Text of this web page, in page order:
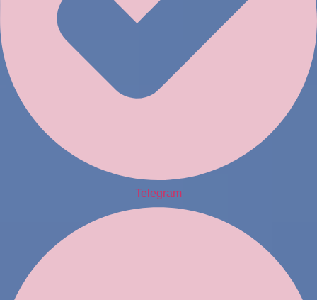
Telegram